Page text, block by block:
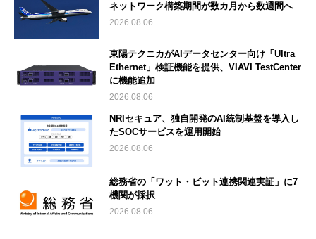
ネットワーク構築期間が数カ月から数週間へ
2026.08.06
東陽テクニカがAIデータセンター向け「Ultra
Ethernet」検証機能を提供、VIAVI TestCenter
に機能追加
2026.08.06
NRIセキュア、独自開発のAI統制基盤を導入し
たSOCサービスを運用開始
2026.08.06
総務省の「ワット・ビット連携関連実証」に7
機関が採択
2026.08.06